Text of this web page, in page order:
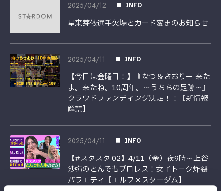
2025/04/12 INFO
星来芽依選手欠場とカード変更のお知らせ
2025/04/11 INFO
【今日は金曜日！】『なつ＆さおりー 来た
よ。来たね。10周年。〜うちらの足跡〜』
クラウドファンディング決定！！【新情報
解禁】
2025/04/11 INFO
【#スタスタ 02】4/11（金）夜9時～上谷
沙弥のとんでもプロレス！女子トーク炸裂
バラエティ【エルフ×スターダム】